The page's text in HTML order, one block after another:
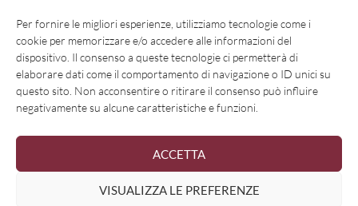
Per fornire le migliori esperienze, utilizziamo tecnologie come i
cookie per memorizzare e/o accedere alle informazioni del
dispositivo. Il consenso a queste tecnologie ci permetterà di
elaborare dati come il comportamento di navigazione o ID unici su
questo sito. Non acconsentire o ritirare il consenso può influire
negativamente su alcune caratteristiche e funzioni.
ACCETTA
VISUALIZZA LE PREFERENZE